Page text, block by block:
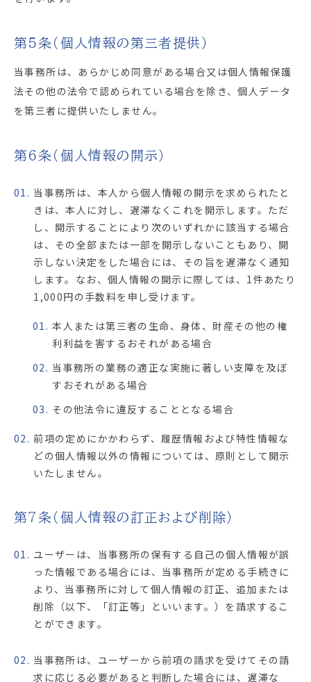
第5条（個人情報の第三者提供）
当事務所は、あらかじめ同意がある場合又は個人情報保護
法その他の法令で認められている場合を除き、個人データ
を第三者に提供いたしません。
第6条（個人情報の開示）
01. 当事務所は、本人から個人情報の開示を求められたと
きは、本人に対し、遅滞なくこれを開示します。ただ
し、開示することにより次のいずれかに該当する場合
は、その全部または一部を開示しないこともあり、開
示しない決定をした場合には、その旨を遅滞なく通知
します。なお、個人情報の開示に際しては、1件あたり
1,000円の手数料を申し受けます。
01. 本人または第三者の生命、身体、財産その他の権
利利益を害するおそれがある場合
02. 当事務所の業務の適正な実施に著しい支障を及ぼ
すおそれがある場合
03. その他法令に違反することとなる場合
02. 前項の定めにかかわらず、履歴情報および特性情報な
どの個人情報以外の情報については、原則として開示
いたしません。
第7条（個人情報の訂正および削除）
01. ユーザーは、当事務所の保有する自己の個人情報が誤
った情報である場合には、当事務所が定める手続きに
より、当事務所に対して個人情報の訂正、追加または
削除（以下、「訂正等」といいます。）を請求するこ
とができます。
02. 当事務所は、ユーザーから前項の請求を受けてその請
求に応じる必要があると判断した場合には、遅滞な